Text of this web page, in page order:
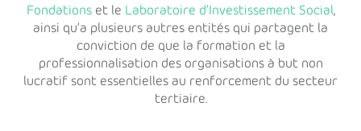
Fondationset le Laboratoire d’Investissement Social,
ainsi qu’a plusieurs autres entités qui partagent la
conviction de que la formation et la
professionnalisation des organisations à but non
lucratif sont essentielles au renforcement du secteur
tertiaire.